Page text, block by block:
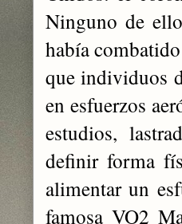
Ninguno de
había
que individuos
en esfuerzos
estudios,
definir forma
alimentar un
famosa VO2